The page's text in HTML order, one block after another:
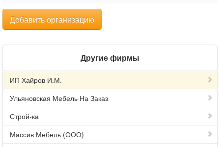
Добавить организацию
Другие фирмы
ИП Хайров И.М.
Ульяновская Мебель На Заказ
Строй-ка
Массив Мебель (ООО)